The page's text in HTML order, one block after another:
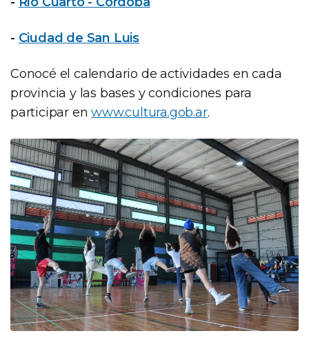
- Ciudad de San Luis
Conocé el calendario de actividades en cada
provincia y las bases y condiciones para
participar enwww.cultura.gob.ar.